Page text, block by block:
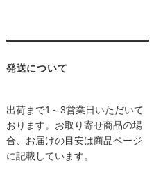
発送について
出荷まで1～3営業日いただいて
おります。お取り寄せ商品の場
合、お届けの目安は商品ページ
に記載しています。